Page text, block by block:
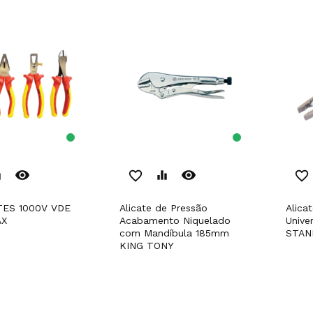
remove_red_eye favorite_border equalizer remove_red_eye
Alicate de Pressão
Acabamento Niquelado
com Mandíbula 185mm
KING TONY
favorite_border
Alicate 1000V VDE